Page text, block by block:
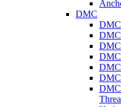
DMC
DMC
DMC
DMC